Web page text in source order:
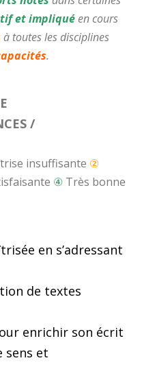
et impliquéen cours
à toutes les disciplines
.
/
insuffisante ②
④ Très bonne
en s’adressant
de textes
enrichir son écrit
sens et